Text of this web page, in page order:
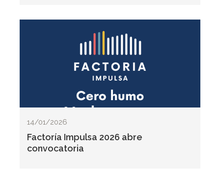
14/01/2026
Factoría Impulsa 2026 abre
convocatoria